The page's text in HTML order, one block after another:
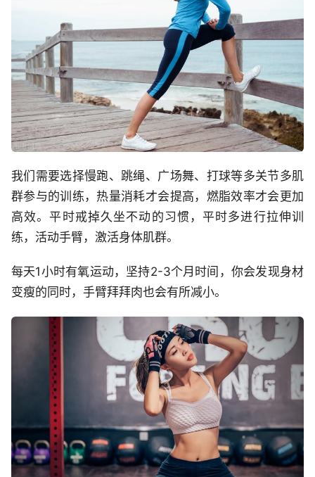
我们需要选择慢跑、跳绳、广场舞、打球等多关节多肌
群参与的训练，热量消耗才会提高，燃脂效率才会更加
高效。平时戒掉久坐不动的习惯，平时多进行拉伸训
练，活动手臂，激活身体肌群。
每天1小时有氧运动，坚持2-3个月时间，你会发现身材
变瘦的同时，手臂拜拜肉也会有所减小。